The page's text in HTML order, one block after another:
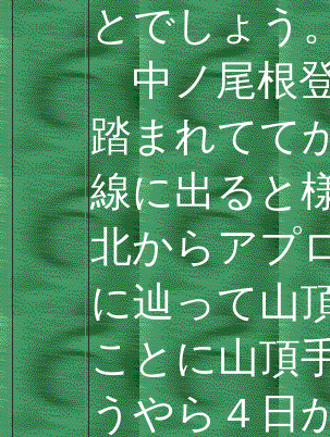
とでしょう
中ノ尾根登
踏まれてて
線に出ると
北からアプ
に辿って山
ことに山頂
うやら４日